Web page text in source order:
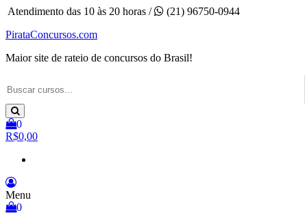
Pular
o
Atendimento das 10 às 20 horas /
(21) 96750-0944
PirataConcursos.com
Maior site de rateio de concursos do Brasil!
0
R$0,00
Menu
0